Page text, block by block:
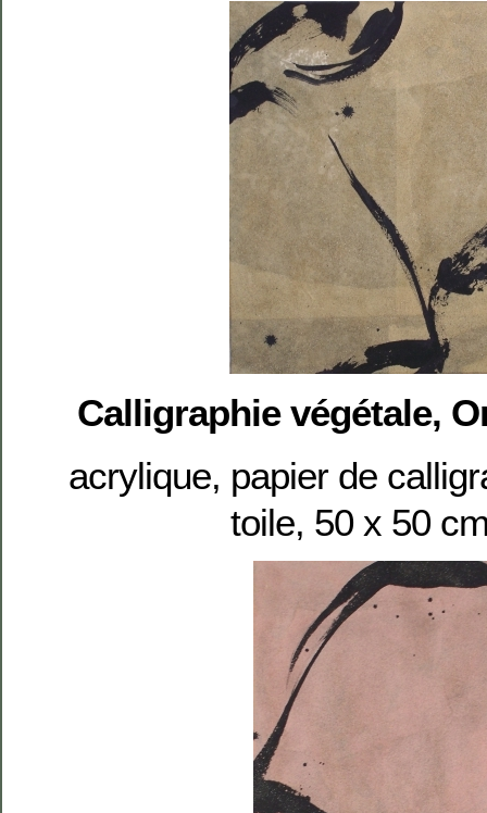
Calligraphie végétale,
acrylique, papier de
toile, 50 x 50